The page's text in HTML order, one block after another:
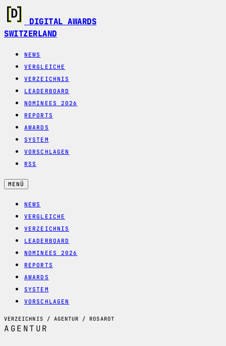
DIGITAL AWARDS
SWITZERLAND
NEWS
VERGLEICHE
VERZEICHNIS
LEADERBOARD
NOMINEES 2026
REPORTS
AWARDS
SYSTEM
VORSCHLAGEN
RSS
MENÜ
NEWS
VERGLEICHE
VERZEICHNIS
LEADERBOARD
NOMINEES 2026
REPORTS
AWARDS
SYSTEM
VORSCHLAGEN
VERZEICHNIS / AGENTUR / ROSAROT
AGENTUR